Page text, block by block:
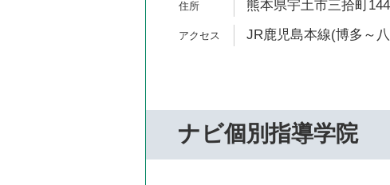
熊本県宇土市三拾町
JR鹿児島本線(博多～
ナビ個別指導学院